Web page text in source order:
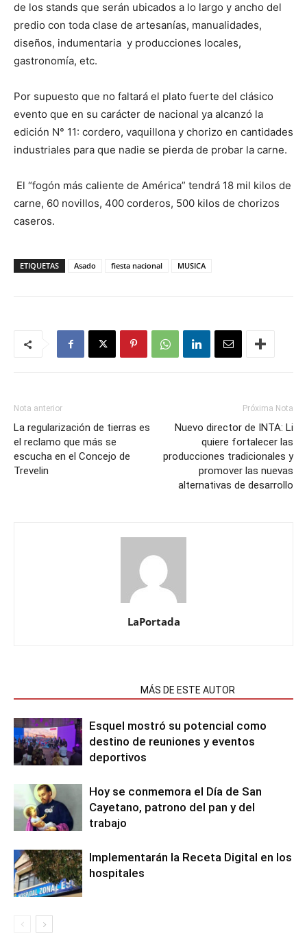
de los stands que serán ubicados a lo largo y ancho del
predio con toda clase de artesanías, manualidades,
diseños, indumentaria y producciones locales,
gastronomía, etc.
Por supuesto que no faltará el plato fuerte del clásico
evento que en su carácter de nacional ya alcanzó la
edición N° 11: cordero, vaquillona y chorizo en cantidades
industriales para que nadie se pierda de probar la carne.
El “fogón más caliente de América” tendrá 18 mil kilos de
carne, 60 novillos, 400 corderos, 500 kilos de chorizos
caseros.
ETIQUETAS Asado fiesta nacional MUSICA
Nota anterior
La regularización de tierras es
el reclamo que más se
escucha en el Concejo de
Trevelin
Próxima Nota
Nuevo director de INTA: Li
quiere fortalecer las
producciones tradicionales y
promover las nuevas
alternativas de desarrollo
LaPortada
MÁS DE ESTE AUTOR
Esquel mostró su potencial como
destino de reuniones y eventos
deportivos
Hoy se conmemora el Día de San
Cayetano, patrono del pan y del
trabajo
Implementarán la Receta Digital en los
hospitales